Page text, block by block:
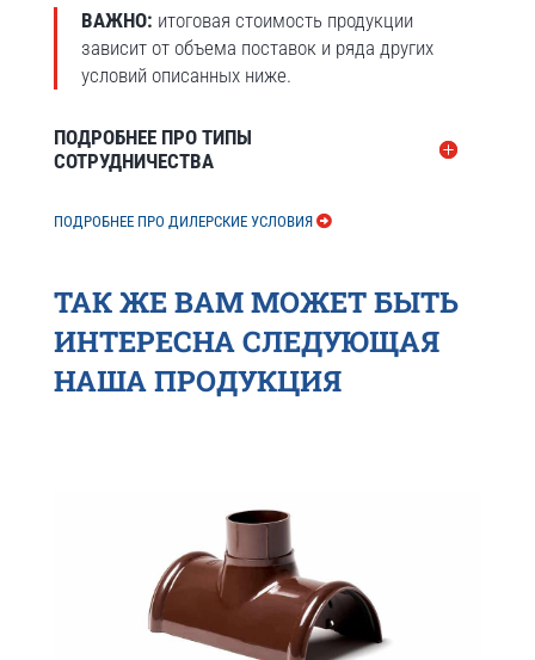
ВАЖНО: итоговая стоимость продукции
зависит от объема поставок и ряда других
условий описанных ниже.
ПОДРОБНЕЕ ПРО ТИПЫ
СОТРУДНИЧЕСТВА
ПОДРОБНЕЕ ПРО ДИЛЕРСКИЕ УСЛОВИЯ
ТАК ЖЕ ВАМ МОЖЕТ БЫТЬ
ИНТЕРЕСНА СЛЕДУЮЩАЯ
НАША ПРОДУКЦИЯ